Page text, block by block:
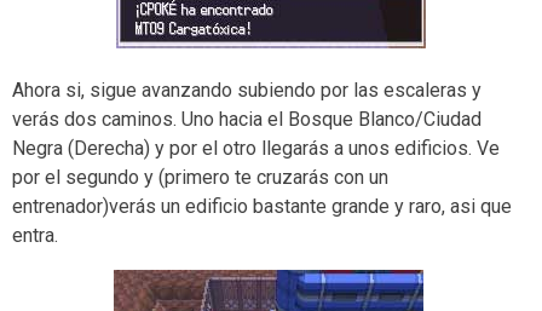
Ahora si, sigue avanzando subiendo por las escaleras y
verás dos caminos. Uno hacia el Bosque Blanco/Ciudad
Negra (Derecha) y por el otro llegarás a unos edificios. Ve
por el segundo y (primero te cruzarás con un
entrenador)verás un edificio bastante grande y raro, asi que
entra.